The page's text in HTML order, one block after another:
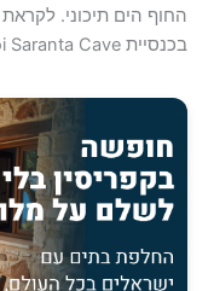
החוף הים תיכוני.
בכנסיית Agioi Saranta Cave וליצור זיכרון ייחודי מהחופשה שלך.